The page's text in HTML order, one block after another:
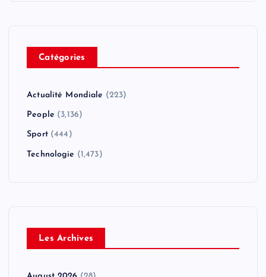
Catégories
Actualité Mondiale (223)
People (3,136)
Sport(444)
Technologie (1,473)
Les Archives